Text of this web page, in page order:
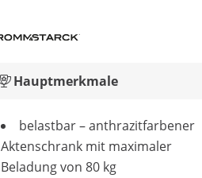
Hauptmerkmale
belastbar – anthrazitfarbener
Aktenschrank mit maximaler
Beladung von 80 kg